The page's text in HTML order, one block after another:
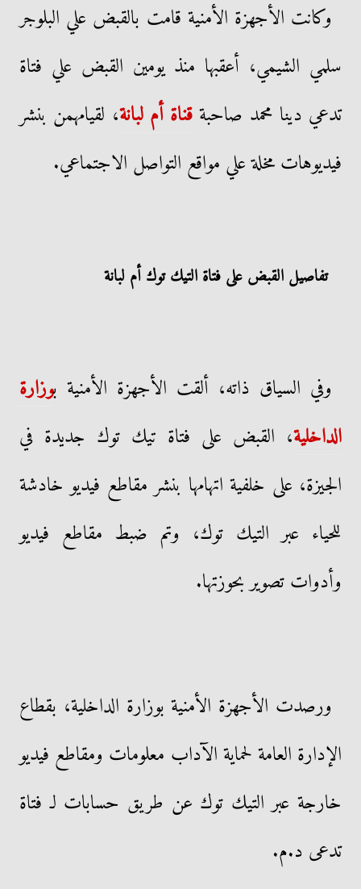
وكانت الأجهزة الأمنية قامت بالقبض علي البلوجر
سلمي الشيمي، أعقبها منذ يومين القبض علي فتاة
تدعي دينا محمد صاحبةقناة أم لبانة، لقيامهمن بنشر
فيديوهات مخلة علي مواقع التواصل الاجتماعي.
تفاصيل القبض على فتاة التيك توك أم لبانة
وفي السياق ذاته، ألقت الأجهزة الأمنية بوزارة
الداخلية، القبض على فتاة تيك توك جديدة في
الجيزة، على خلفية اتهامها بنشر مقاطع فيديو خادشة
للحياء عبر التيك توك، وتم ضبط مقاطع فيديو
وأدوات تصوير بحوزتها.
ورصدت الأجهزة الأمنية بوزارة الداخلية، بقطاع
الإدارة العامة لحماية الآداب معلومات ومقاطع فيديو
خارجة عبر التيك توك عن طريق حسابات لـ فتاة
تدعى د.م.